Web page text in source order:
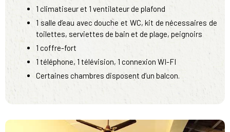
1 climatiseur et 1 ventilateur de plafond
1 salle d’eau avec douche et WC, kit de nécessaires de
toilettes, serviettes de bain et de plage, peignoirs
1 coffre-fort
1 téléphone, 1 télévision, 1 connexion WI-FI
Certaines chambres disposent d’un balcon.